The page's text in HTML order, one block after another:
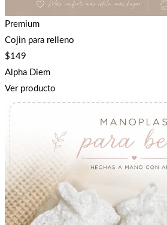
Premium
Cojin para relleno
$149
Alpha Diem
Ver producto